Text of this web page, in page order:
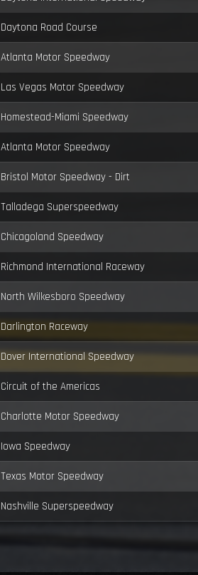
Daytona Road Course
Atlanta Motor Speedway
Las Vegas Motor Speedway
Homestead-Miami Speedway
Atlanta Motor Speedway
Bristol Motor Speedway - Dirt
Talladega Superspeedway
Chicagoland Speedway
Richmond International Raceway
North Wilkesboro Speedway
Darlington Raceway
Dover International Speedway
Circuit of the Americas
Charlotte Motor Speedway
Iowa Speedway
Texas Motor Speedway
Nashville Superspeedway